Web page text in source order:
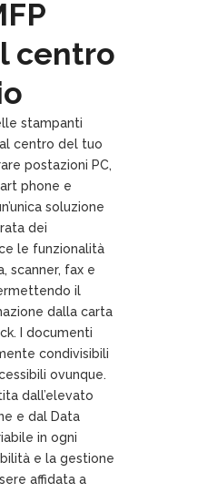
nero
A3
centro
stampanti
centro del tuo
postazioni PC,
phone e
soluzione
dei
le funzionalità
scanner, fax e
il
dalla carta
I documenti
condivisibili
ovunque.
dall’elevato
e dal Data
in ogni
e la gestione
affidata a